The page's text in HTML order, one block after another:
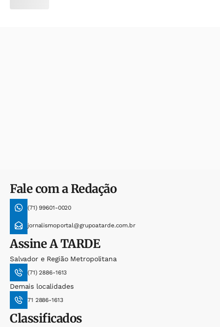
Fale com a Redação
(71) 99601-0020
jornalismoportal@grupoatarde.com.br
AssineA TARDE
Salvador e Região Metropolitana
(71) 2886-1613
Demais localidades
71 2886-1613
Classificados